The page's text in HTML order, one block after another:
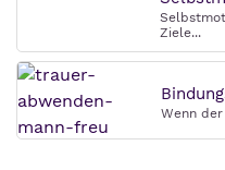
Ziele...
Wenn